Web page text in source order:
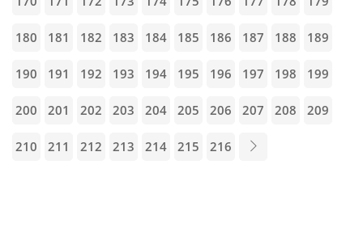
180 181 182 183 184 185 186 187 188 189
190 191 192 193 194 195 196 197 198 199
200 201 202 203 204 205 206 207 208 209
210 211 212 213 214 215 216